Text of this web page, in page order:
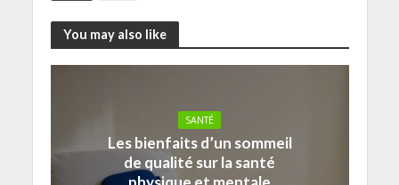
You may also like
SANTÉ
Les bienfaits d’un sommeil
de qualité sur la santé